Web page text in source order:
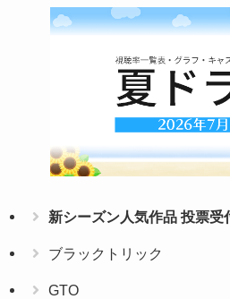
新シーズン人気作品 投票受
ブラックトリック
GTO